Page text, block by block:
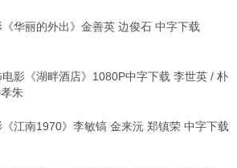
华丽的外出》金善英 边俊石 中字下载
影《湖畔酒店》1080P中字下载 李世英 / 朴
朱
江南1970》李敏镐 金来沅 郑镇荣 中字下载